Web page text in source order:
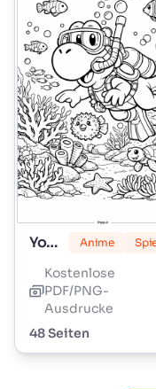
Yoshi Anime
Kostenlose
PDF/PNG-
Ausdrucke
48 Seiten